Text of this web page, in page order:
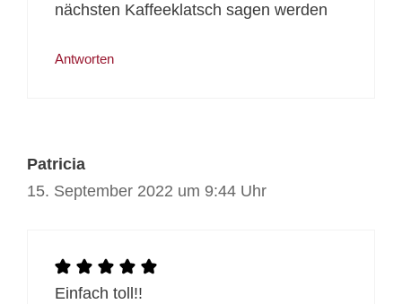
nächsten Kaffeeklatsch sagen werden
Antworten
Patricia
15. September 2022 um 9:44 Uhr
Einfach toll!!